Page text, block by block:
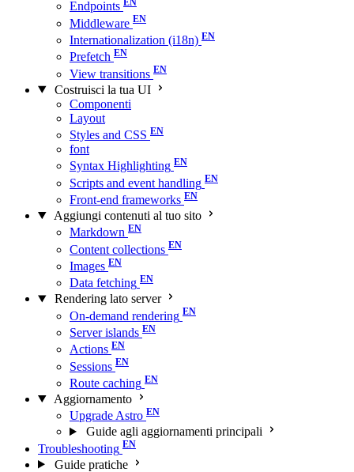
Endpoints
Middleware
Internationalization (i18n)
Prefetch
View transitions
Costruisci la tua UI
Componenti
Layout
Styles and CSS
font
Syntax Highlighting
Scripts and event handling
Front-end frameworks
Aggiungi contenuti al tuo sito
Markdown
Content collections
Images
Data fetching
Rendering lato server
On-demand rendering
Server islands
Actions
Sessions
Route caching
Aggiornamento
Upgrade Astro
Guide agli aggiornamenti principali
Troubleshooting
Guide pratiche